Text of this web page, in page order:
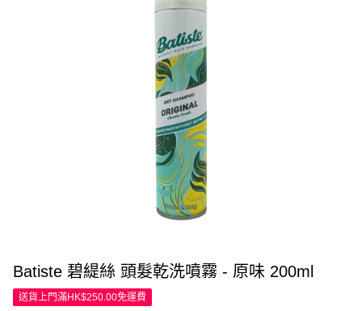
Batiste 碧緹絲 頭髮乾洗噴霧 - 原味 200ml
送貨上門滿HK$250.00免運費